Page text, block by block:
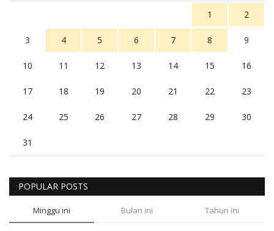
1
2
3 4 5 6 7 8 9
10 11 12 13 14 15 16
17 18 19 20 21 22 23
24 25 26 27 28 29 30
31
POPULAR POSTS
Minggu ini Bulan ini Tahun ini